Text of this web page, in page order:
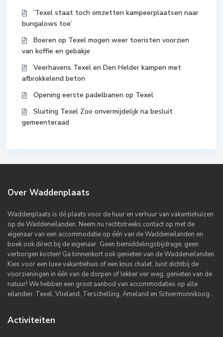
‘Texel staat toch omzetten kampeerplaatsen naar
bungalows toe’
Boeren op Texel mogen weer toeristen voorzien
van koffie en gebakje
Veerhavens Texel en Den Helder kampen met
afbrokkelend beton
Opening eerste padelbanen op Texel
Sluiting Texel Zoo onvermijdelijk na besluit
gemeenteraad
Over Waddenplaats
Waddenplaats is dé plaats voor de huur en verhuur van vakantiehuizen
op de Waddeneilanden. Neem nu rechtstreeks contact op met de
eigenaar van een accommodatie op één van de Waddeneilanden en
boek ook direct bij de eigenaar. Geen bemiddelingsbijdrage, geen
verborgen kosten! Ga binnenkort ook genieten van de Waddeneilanden.
Kies voor een luxe vakantiehuis of een knus chalet. Juist dichtbij de
voorzieningen in één van de dorpen of lekker ver weg, genieten van de
natuur! We hebben een groot aanbod van accommodaties op alle
eilanden: Texel, Vlieland, Terschelling, Ameland en Schiermonnikoog .
Activiteiten